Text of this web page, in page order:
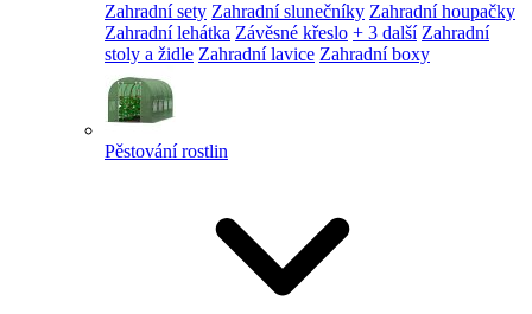
Zahradní sety Zahradní slunečníky Zahradní houpačky
Zahradní lehátka Závěsné křeslo + 3 další Zahradní
stoly a židle Zahradní lavice Zahradní boxy
Pěstování rostlin